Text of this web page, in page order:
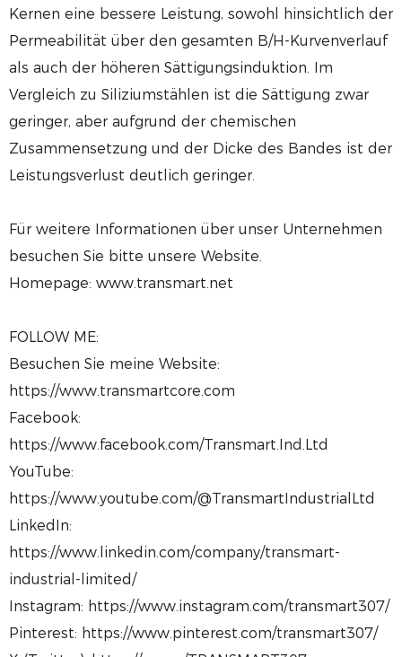
Kernen eine bessere Leistung, sowohl hinsichtlich der
Permeabilität über den gesamten B/H-Kurvenverlauf
als auch der höheren Sättigungsinduktion. Im
Vergleich zu Siliziumstählen ist die Sättigung zwar
geringer, aber aufgrund der chemischen
Zusammensetzung und der Dicke des Bandes ist der
Leistungsverlust deutlich geringer.
Für weitere Informationen über unser Unternehmen
besuchen Sie bitte unsere Website.
Homepage: www.transmart.net
FOLLOW ME:
Besuchen Sie meine Website:
https://www.transmartcore.com
Facebook:
https://www.facebook.com/Transmart.Ind.Ltd
YouTube:
https://www.youtube.com/@TransmartIndustrialLtd
LinkedIn:
https://www.linkedin.com/company/transmart-
industrial-limited/
Instagram: https://www.instagram.com/transmart307/
Pinterest: https://www.pinterest.com/transmart307/